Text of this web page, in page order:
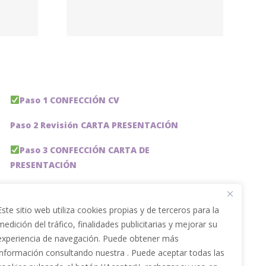
sitio web utiliza cookies propias y de terceros para la
del tráfico, finalidades publicitarias y mejorar su
de navegación. Puede obtener más
consultando nuestra . Puede aceptar todas las
Paso 1 CONFECCIÓN CV
Paso 2 Revisión CARTA PRESENTACIÓN
Paso 3 CONFECCIÓN CARTA DE
PRESENTACIÓN
Paso 5 OPTIMIZACIÓN PERFIL LINKEDIN
PACKS DE AHORRO